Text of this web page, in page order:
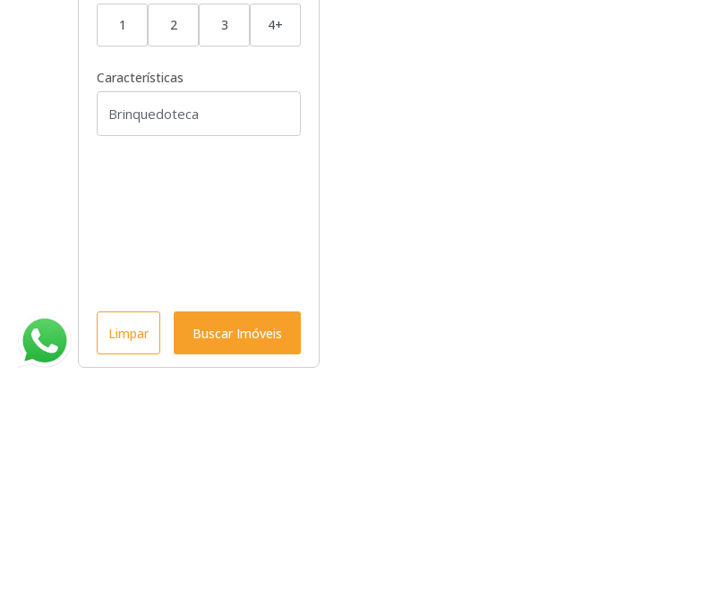
1 2 3 4+
Características
Limpar Buscar Imóveis